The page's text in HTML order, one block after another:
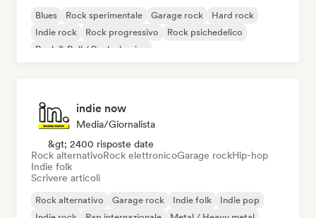
Blues Rock sperimentale Garage rock
Hard rock
Indie rock
Rock progressivo
Rock psichedelico
Rock & Roll / Rock classico
indie now
Media/Giornalista
&gt; 2400 risposte date
Rock alternativoRock elettronicoGarage rockHip-hop
Indie folk
Scrivere articoli
Rock alternativo Garage rock Indie folk
Indie pop